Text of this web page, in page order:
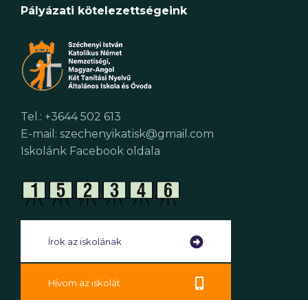
Pályázati kötelezettségeink
Tel.: +3644 502 613
E-mail: szechenyikatisk@gmail.com
Iskolánk Facebook oldala
Írok az iskolának
Hívom az iskolát